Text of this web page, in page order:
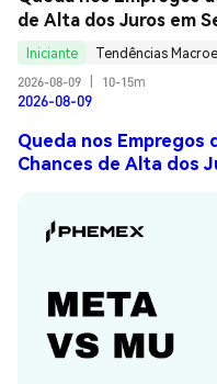
de Alta dos Juros em
Iniciante
Tendências
2026-08-09
10-15m
2026-08-09
Queda nos Empregos
Chances de Alta dos